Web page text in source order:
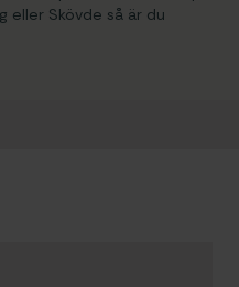
eller Skövde så är du